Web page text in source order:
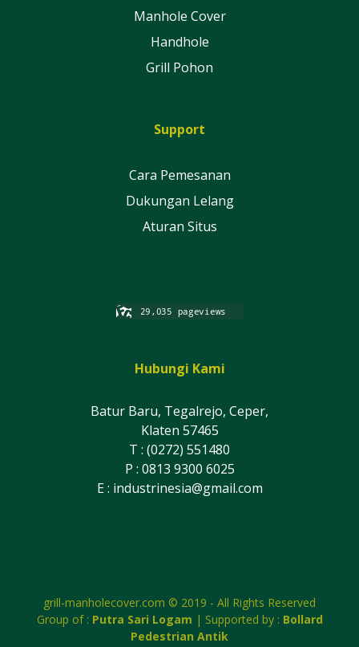
Manhole Cover
Handhole
Grill Pohon
Support
Cara Pemesanan
Dukungan Lelang
Aturan Situs
Hubungi Kami
Batur Baru, Tegalrejo, Ceper,
Klaten 57465
T : (0272) 551480
P : 0813 9300 6025
E : industrinesia@gmail.com
grill-manholecover.com © 2019 - All Rights Reserved
Group of : Putra Sari Logam | Supported by : Bollard
Pedestrian Antik